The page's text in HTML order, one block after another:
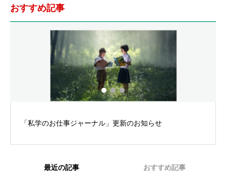
おすすめ記事
「私学のお仕事ジャーナル」更新のお知らせ
最近の記事 おすすめ記事